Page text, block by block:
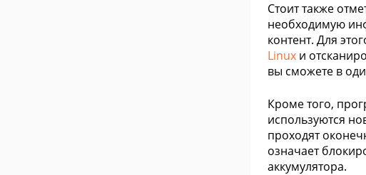
Стоит также
необходимую
контент. Для
Linux и
вы сможете в
Кроме того,
используются
проходят
означает
аккумулятора.